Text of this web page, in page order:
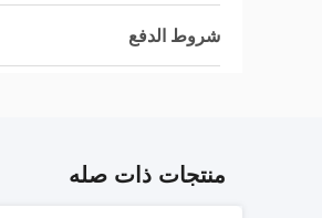
شروط الدفع
منتجات ذات صله